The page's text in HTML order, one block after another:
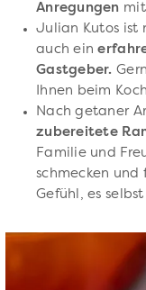
Anregungen
Julian Kutos ist
auch ein
Gastgeber.
Ihnen beim
Nach getaner
zubereitete
Familie und
schmecken und
Gefühl, es